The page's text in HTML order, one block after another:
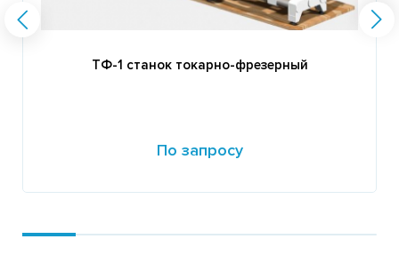
ТФ-1 станок токарно-фрезерный
По запросу